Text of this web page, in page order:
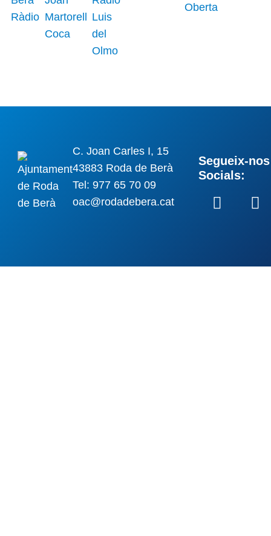
C. Joan Carles I, 15
43883 Roda de Berà
Tel: 977 65 70 09
oac@rodadebera.cat
Segueix-
Socials: